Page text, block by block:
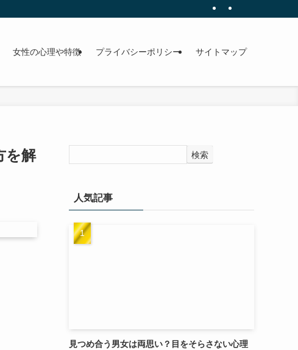
女性の心理や特徴 プライバシーポリシー サイトマップ
を解
検索
人気記事
見つめ合う男女は両思い？目をそらさない心理